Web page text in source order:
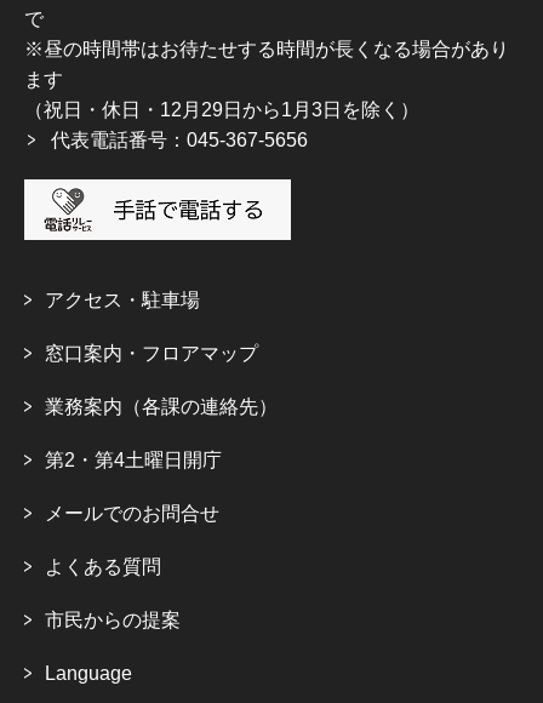
で
※昼の時間帯はお待たせする時間が長くなる場合があり
ます
（祝日・休日・12月29日から1月3日を除く）
代表電話番号：045-367-5656
アクセス・駐車場
窓口案内・フロアマップ
業務案内（各課の連絡先）
第2・第4土曜日開庁
メールでのお問合せ
よくある質問
市民からの提案
Language